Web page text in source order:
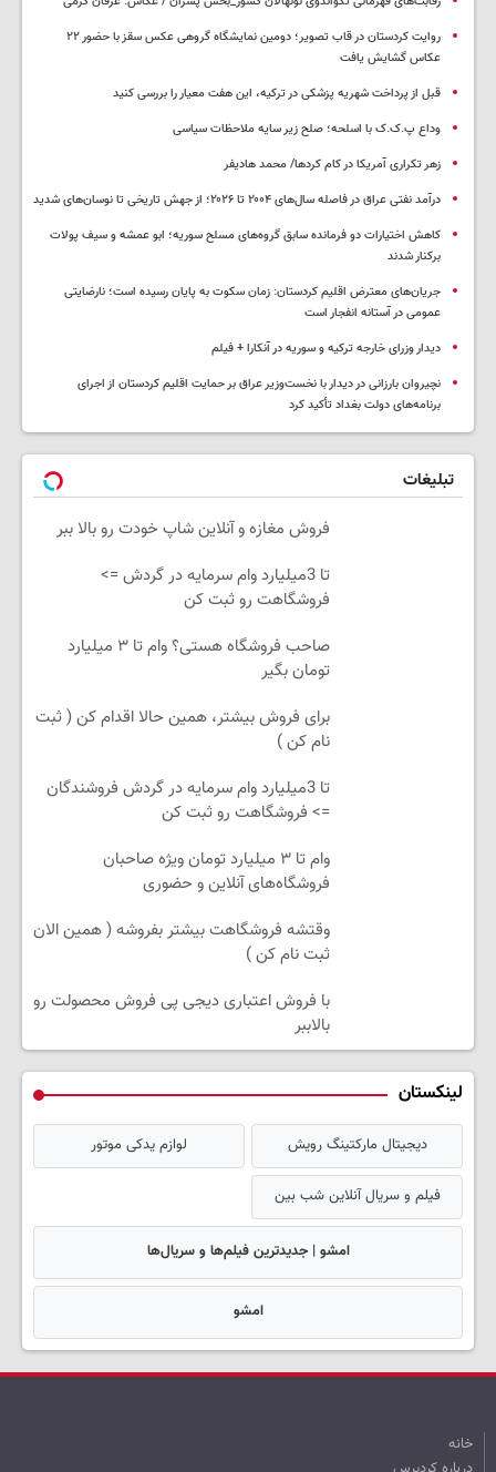
روایت کردستان در قاب تصویر؛ دومین نمایشگاه گروهی عکس سقز با حضور ۲۲
عکاس گشایش یافت
قبل از پرداخت شهریه پزشکی در ترکیه، این هفت معیار را بررسی کنید
وداع پ.ک.ک با اسلحه؛ صلح زیر سایه ملاحظات سیاسی
زهر تکراری آمریکا در کام کردها/ محمد هادیفر
درآمد نفتی عراق در فاصله سال‌های ۲۰۰۴ تا ۲۰۲۶؛ از جهش تاریخی تا نوسان‌های شدید
کاهش اختیارات دو فرمانده سابق گروه‌های مسلح سوریه؛ ابو عمشه و سیف پولات
برکنار شدند
جریان‌های معترض اقلیم کردستان: زمان سکوت به پایان رسیده است؛ نارضایتی
عمومی در آستانه انفجار است
دیدار وزرای خارجه ترکیه و سوریه در آنکارا + فیلم
نچیروان بارزانی در دیدار با نخست‌وزیر عراق بر حمایت اقلیم کردستان از اجرای
برنامه‌های دولت بغداد تأکید کرد
تبلیغات
فروش مغازه و آنلاین شاپ خودت رو بالا ببر
تا 3میلیارد وام سرمایه در گردش =>
فروشگاهت رو ثبت کن
صاحب فروشگاه هستی؟ وام تا ۳ میلیارد
تومان بگیر
برای فروش بیشتر، همین حالا اقدام کن ( ثبت
نام کن )
تا 3میلیارد وام سرمایه در گردش فروشندگان
=> فروشگاهت رو ثبت کن
وام تا ۳ میلیارد تومان ویژه صاحبان
فروشگاه‌های آنلاین و حضوری
وقتشه فروشگاهت بیشتر بفروشه ( همین الان
ثبت نام کن )
با فروش اعتباری دیجی پی فروش محصولت رو
بالاببر
لینکستان
دیجیتال مارکتینگ رویش لوازم یدکی موتور
فیلم و سریال آنلاین شب بین
امشو | جدیدترین فیلم‌ها و سریال‌ها
امشو
خانه